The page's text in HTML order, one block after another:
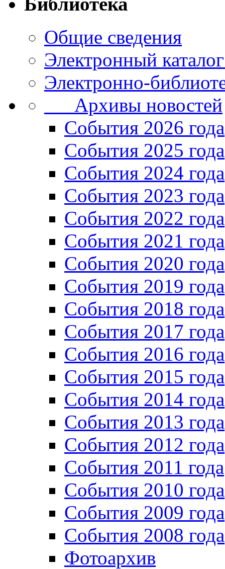
Общие сведения
Электронный
Электронно-
Архивы новостей
Cобытия 2026 года
События 2025 года
События 2024 года
События 2023 года
Cобытия 2022 года
Cобытия 2021 года
События 2020 года
События 2019 года
События 2018 года
События 2017 года
События 2016 года
События 2015 года
События 2014 года
События 2013 года
События 2012 года
События 2011 года
События 2010 года
События 2009 года
События 2008 года
Фотоархив